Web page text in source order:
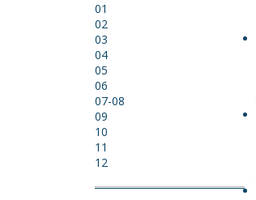
01
02
03
04
05
06
07-08
09
10
11
12